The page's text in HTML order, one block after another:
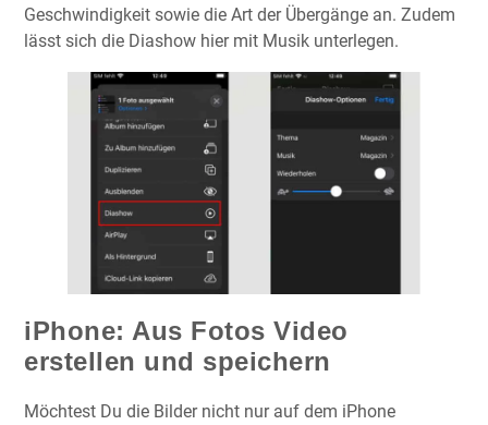
Geschwindigkeit sowie die Art der Übergänge an. Zudem
lässt sich die Diashow hier mit Musik unterlegen.
iPhone: Aus Fotos Video
erstellen und speichern
Möchtest Du die Bilder nicht nur auf dem iPhone